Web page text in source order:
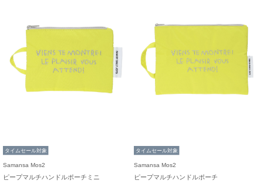
タイムセール対象
Samansa Mos2
ピープマルチハンドルポーチミニ
タイムセール対象
Samansa Mos2
ピープマルチハンドルポーチ